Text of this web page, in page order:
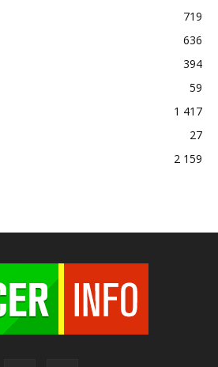
719
636
394
59
1 417
27
2 159